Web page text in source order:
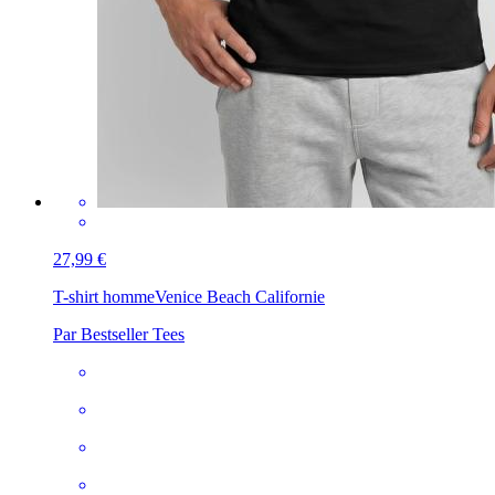
27,99 €
T-shirt hommeVenice Beach Californie
Par Bestseller Tees